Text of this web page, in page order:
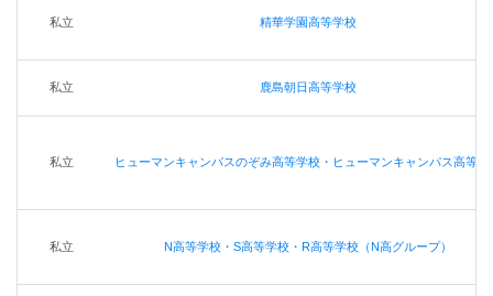
私立 精華学園高等学校
私立 鹿島朝日高等学校
私立 ヒューマンキャンパスのぞみ高等学校・ヒューマンキャンパス高等学
私立 N高等学校・S高等学校・R高等学校（N高グループ）